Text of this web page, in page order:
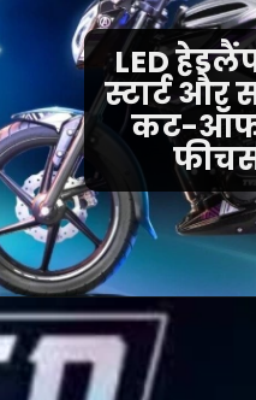
LED
स्टार्ट और
कट-ऑफ